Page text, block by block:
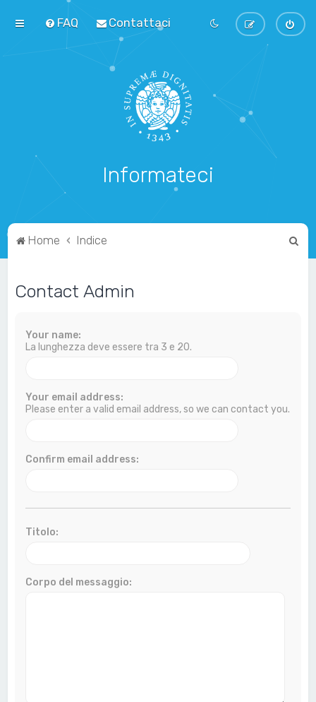
FAQ Contattaci
Informateci
Home Indice
Contact Admin
Your name:
La lunghezza deve essere tra 3 e 20.
Your email address:
Please enter a valid email address, so we can contact you.
Confirm email address:
Titolo:
Corpo del messaggio: